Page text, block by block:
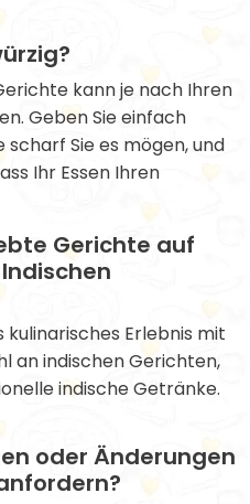
kann je nach Ihren
Geben Sie einfach
scharf Sie es mögen, und
Ihr Essen Ihren
Gerichte auf
kulinarisches Erlebnis mit
an indischen Gerichten,
indische Getränke.
oder Änderungen